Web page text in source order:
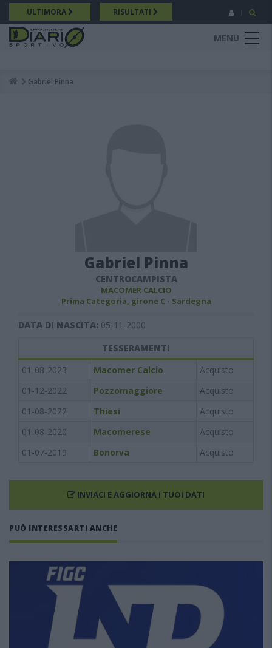
Salta
al
contenuto
principale
ULTIMORA RISULTATI
MENU
Breadcrumb
Gabriel Pinna
Gabriel Pinna
CENTROCAMPISTA
MACOMER CALCIO
Prima Categoria, girone C - Sardegna
DATA DI NASCITA: 05-11-2000
TESSERAMENTI
01-08-2023
Macomer Calcio
Acquisto
01-12-2022
Pozzomaggiore
Acquisto
01-08-2022
Thiesi
Acquisto
01-08-2020
Macomerese
Acquisto
01-07-2019
Bonorva Acquisto
INVIACI E AGGIORNA I TUOI DATI
PUÒ INTERESSARTI ANCHE